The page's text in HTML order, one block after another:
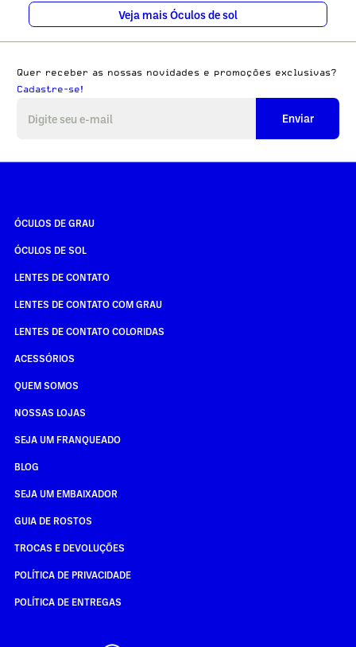
Veja mais Óculos de sol
Quer receber as nossas novidades e promoções exclusivas?
Cadastre-se!
Enviar
ÓCULOS DE GRAU
ÓCULOS DE SOL
LENTES DE CONTATO
LENTES DE CONTATO COM GRAU
LENTES DE CONTATO COLORIDAS
ACESSÓRIOS
QUEM SOMOS
NOSSAS LOJAS
SEJA UM FRANQUEADO
BLOG
SEJA UM EMBAIXADOR
GUIA DE ROSTOS
TROCAS E DEVOLUÇÕES
POLÍTICA DE PRIVACIDADE
POLÍTICA DE ENTREGAS